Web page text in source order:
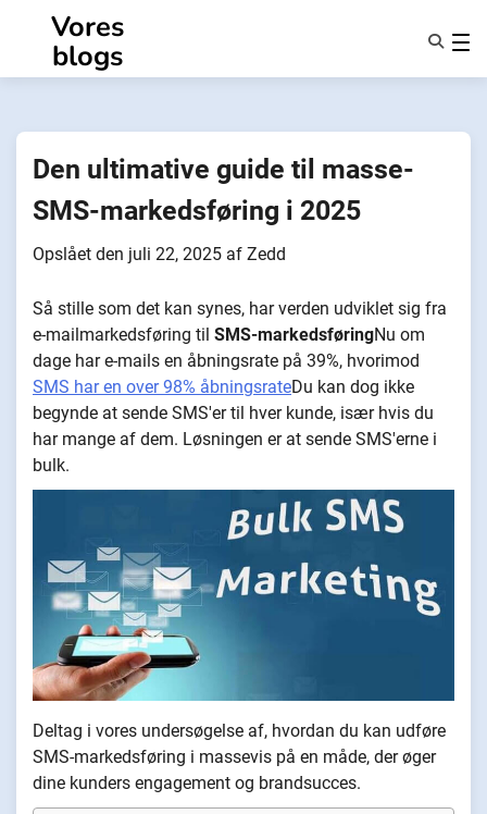
indhold
Vores
blogs
Om Os
Den ultimative guide til masse-
SMS-markedsføring i 2025
Opslået den juli 22, 2025 af Zedd
Så stille som det kan synes, har verden udviklet sig fra
e-mailmarkedsføring til SMS-markedsføringNu om
dage har e-mails en åbningsrate på 39%, hvorimod
SMS har en over 98% åbningsrateDu kan dog ikke
begynde at sende SMS'er til hver kunde, især hvis du
har mange af dem. Løsningen er at sende SMS'erne i
bulk.
Deltag i vores undersøgelse af, hvordan du kan udføre
SMS-markedsføring i massevis på en måde, der øger
dine kunders engagement og brandsucces.